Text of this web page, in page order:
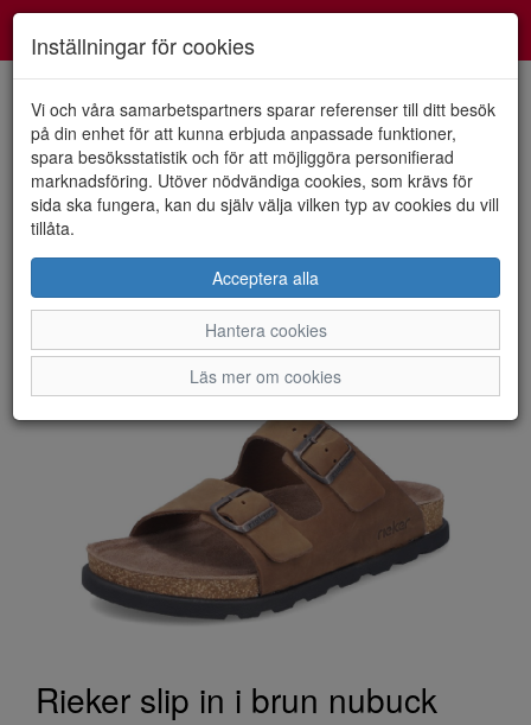
HEM RIEKER
Rieker slip in i brun nubuck
Inställningar för cookies
Vi och våra samarbetspartners sparar referenser till ditt besök
på din enhet för att kunna erbjuda anpassade funktioner,
spara besöksstatistik och för att möjliggöra personifierad
marknadsföring. Utöver nödvändiga cookies, som krävs för
sida ska fungera, kan du själv välja vilken typ av cookies du vill
tillåta.
Acceptera alla
Hantera cookies
Läs mer om cookies